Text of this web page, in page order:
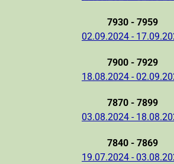
7930 - 7959
02.09.2024 -
7900 - 7929
18.08.2024 -
7870 - 7899
03.08.2024 -
7840 - 7869
19.07.2024 -